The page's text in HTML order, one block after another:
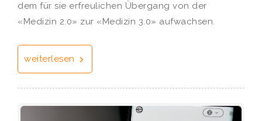
dem für sie erfreulichen Übergang von der
«Medizin 2.0» zur «Medizin 3.0» aufwachsen.
weiterlesen